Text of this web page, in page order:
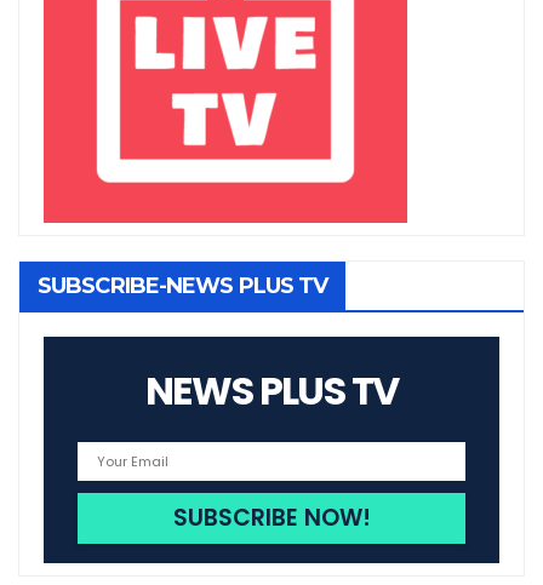
SUBSCRIBE-NEWS PLUS TV
NEWS PLUS TV